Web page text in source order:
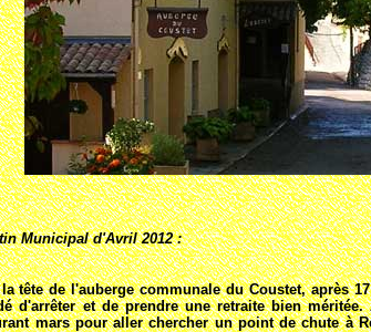
Municipal d'Avril 2012 :
tête de l'auberge communale du Coustet, après
d'arrêter et de prendre une retraite bien
mars pour aller chercher un point de chute à